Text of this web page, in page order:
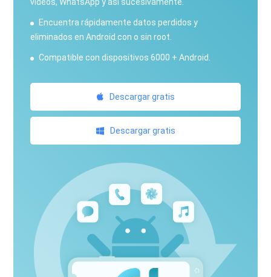
videos, WhatsApp y así sucesivamente.
Encuentra rápidamente datos perdidos y
eliminados en Android con o sin root.
Compatible con dispositivos 6000 + Android.
Descargar gratis
Descargar gratis